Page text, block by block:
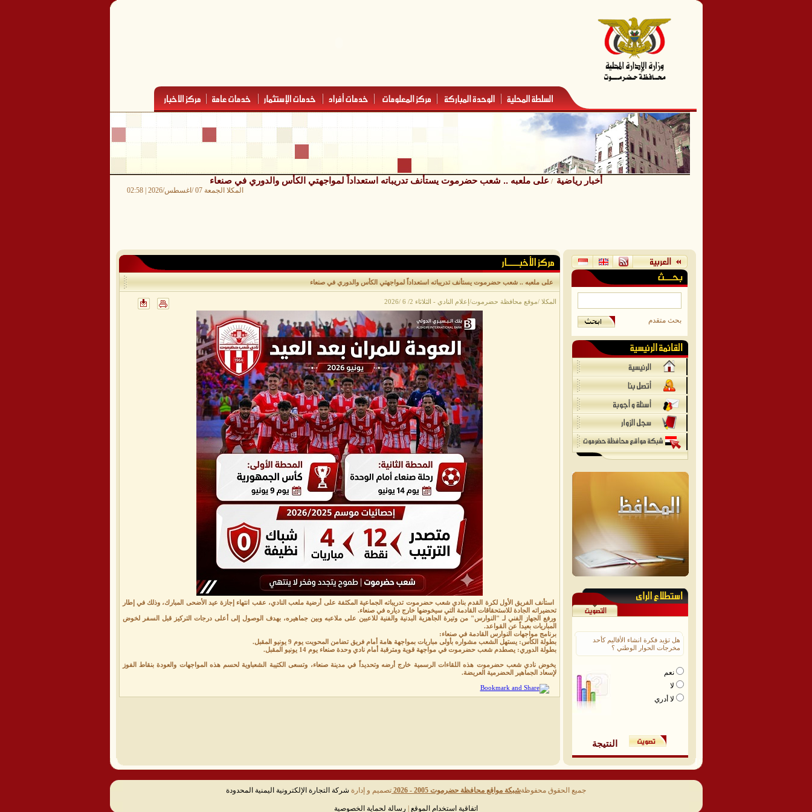
أخبار رياضية / على ملعبه .. شعب حضرموت يستأنف تدريباته استعداداً لمواجهتي الكأس والدوري في صنعاء
المكلا الجمعة 07 /اغسطس/2026 | 02:58
على ملعبه .. شعب حضرموت يستأنف تدريباته استعداداً لمواجهتي الكأس والدوري في صنعاء
المكلا /موقع محافظة حضرموت/إعلام النادي - الثلاثاء 2/ 6 /2026
استأنف الفريق الأول لكرة القدم بنادي شعب حضرموت تدريباته الجماعية المكثفة على أرضية ملعب النادي، عقب انتهاء إجازة عيد الأضحى المبارك، وذلك في إطار
تحضيراته الجادة للاستحقاقات القادمة التي سيخوضها خارج دياره في صنعاء.
ورفع الجهاز الفني لـ "النوارس" من وتيرة الجاهزية البدنية والفنية للاعبين على ملاعبه وبين جماهيره، بهدف الوصول إلى أعلى درجات التركيز قبل السفر لخوض
المباريات بعيداً عن القواعد.
برنامج مواجهات النوارس القادمة في صنعاء:
​بطولة الكأس: يستهل الشعب مشواره بأولى مباريات بمواجهة هامة أمام فريق تضامن المحويت يوم 9 يونيو المقبل.
​بطولة الدوري: يصطدم شعب حضرموت في مواجهة قوية ومترقبة أمام نادي وحدة صنعاء يوم 14 يونيو المقبل.
يخوض نادي شعب حضرموت هذه اللقاءات الرسمية خارج أرضه وتحديداً في مدينة صنعاء، وتسعى الكتيبة الشعباوية لحسم هذه المواجهات والعودة بنقاط الفوز
لإسعاد الجماهير الحضرمية العريضة.
بحث متقدم
هل تؤيد فكرة انشاء الأقاليم كأحد
مخرجات الحوار الوطني ؟
نعم
لا
لا أدري
النتيجة
جميع الحقوق محفوظةشبكة مواقع محافظة حضرموت 2005 - 2026 تصميم و إدارة شركة التجارة الإلكترونية اليمنية المحدودة
اتفاقية استخدام الموقع رسالة لحماية الخصوصية